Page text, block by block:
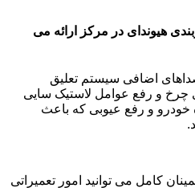
هیوندای در مرکز ارائه می
اضافی سیستم تعلیق
چرخ و رفع عوامل لاستیک سایی
خودرو و رفع عیوبی که باعث
کامل می توانید امور تعمیراتی